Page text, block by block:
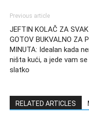
Previous article
JEFTIN KOLAČ ZA
GOTOV BUKVALNO ZA
MINUTA: Idealan kada
ništa kući, a jede vam se
slatko
RELATED ARTICLES